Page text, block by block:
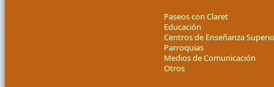
Paseos con Claret
Educación
Centros de Enseñanza
Parroquias
Medios de Comunicación
Otros